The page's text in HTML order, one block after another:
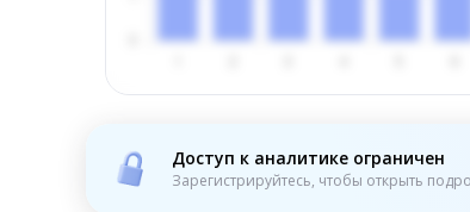
Доступ к аналитике ограничен
Зарегистрируйтесь, чтобы открыть